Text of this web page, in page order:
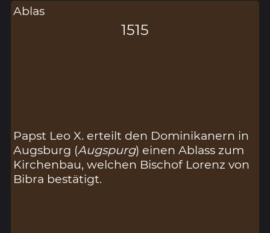
Ablas
1515
Papst Leo X. erteilt den Dominikanern in
Augsburg (Augspurg) einen Ablass zum
Kirchenbau, welchen Bischof Lorenz von
Bibra bestätigt.